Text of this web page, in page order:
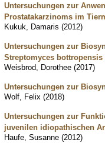
Untersuchungen zur
Prostatakarzinoms im
Kukuk, Damaris (2012)
Untersuchungen zur
Streptomyces bottropensis
Weisbrod, Dorothee (2017)
Untersuchungen zur
Wolf, Felix (2018)
Untersuchungen zur
juvenilen idiopathischen
Haufe, Susanne (2012)